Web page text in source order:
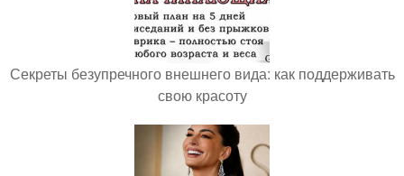
Секреты безупречного внешнего вида: как поддерживать
свою красоту